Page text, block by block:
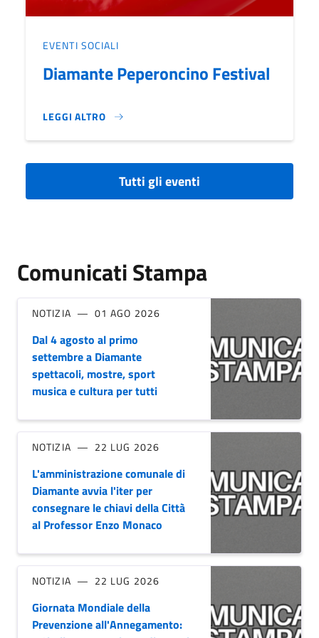
EVENTI SOCIALI
Diamante Peperoncino Festival
LEGGI ALTRO
DIAMANTE PEPERONCINO FESTIVAL}
Tutti gli eventi
Comunicati Stampa
NOTIZIA 01 AGO 2026
Dal 4 agosto al primo
settembre a Diamante
spettacoli, mostre, sport
musica e cultura per tutti
NOTIZIA 22 LUG 2026
L'amministrazione comunale di
Diamante avvia l'iter per
consegnare le chiavi della Città
al Professor Enzo Monaco
NOTIZIA 22 LUG 2026
Giornata Mondiale della
Prevenzione all'Annegamento: